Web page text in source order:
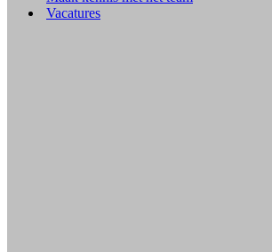
Vacatures